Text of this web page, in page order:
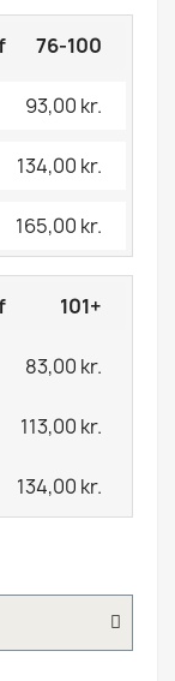
76-100
93,00 kr.
134,00 kr.
165,00 kr.
101+
83,00 kr.
113,00 kr.
134,00 kr.